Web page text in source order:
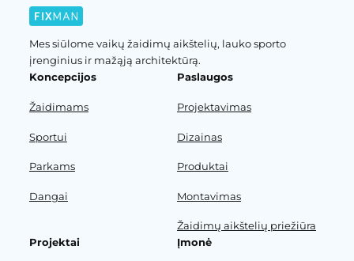
Mes siūlome vaikų žaidimų aikštelių, lauko sporto
įrenginius ir mažąją architektūrą.
Koncepcijos
Žaidimams
Sportui
Parkams
Dangai
Paslaugos
Projektavimas
Dizainas
Produktai
Montavimas
Žaidimų aikštelių priežiūra
Projektai
Įmonė